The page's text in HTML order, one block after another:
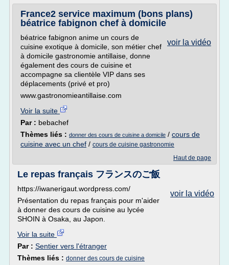
France2 service maximum (bons plans)
béatrice fabignon chef à domicile
voir la vidéo
béatrice fabignon anime un cours de
cuisine exotique à domicile, son métier chef
à domicile gastronomie antillaise, donne
également des cours de cuisine et
accompagne sa clientèle VIP dans ses
déplacements (privé et pro)
www.gastronomieantillaise.com
Voir la suite
Par : bebachef
Thèmes liés : donner des cours de cuisine a domicile / cours de
cuisine avec un chef / cours de cuisine gastronomie
Haut de page
Le repas français フランスのご飯
voir la vidéo
https://iwanerigaut.wordpress.com/
Présentation du repas français pour m'aider
à donner des cours de cuisine au lycée
SHOIN à Osaka, au Japon.
Voir la suite
Par : Sentier vers l'étranger
Thèmes liés : donner des cours de cuisine